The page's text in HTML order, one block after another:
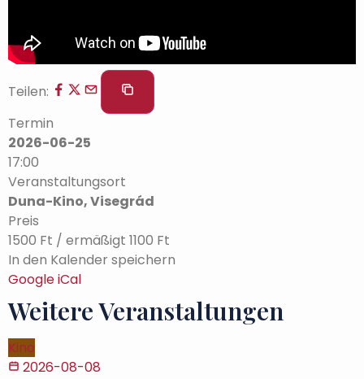
Teilen:
Termin
2026-06-25
17:00
Veranstaltungsort
Duna-Kino, Visegrád
Preis
1500 Ft / ermäßigt 1100 Ft
In den Kalender speichern
GoogleiCal
Weitere Veranstaltungen
Kino
2026-08-08